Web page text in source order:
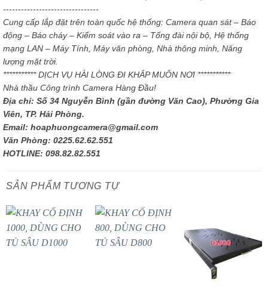
--------------------------------
Cung cấp lắp đặt trên toàn quốc hệ thống: Camera quan sát – Báo
động – Báo cháy – Kiểm soát vào ra – Tổng đài nội bộ, Hệ thống
mạng LAN – Máy Tính, Máy văn phòng, Nhà thông minh, Năng
lượng mặt trời.
*********** DỊCH VỤ HÀI LÒNG ĐI KHẮP MUÔN NƠI ***********
Nhà thầu Công trình Camera Hàng Đầu!
Địa chỉ: Số 34 Nguyễn Bình (gần đường Văn Cao), Phường Gia
Viên, TP. Hải Phòng.
Email: hoaphuongcamera@gmail.com
Văn Phòng: 0225.62.62.551
HOTLINE: 098.82.82.551
SẢN PHẨM TƯƠNG TỰ